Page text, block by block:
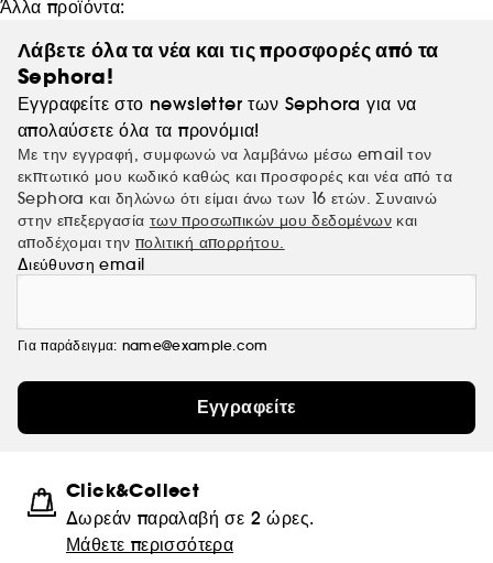
κατά τη σωρευτική περίοδο από τον Ιανουάριο έως τον
Δεκέμβριο του 2020, συνολικά 3 χώρες (Γαλλία, Ιταλία,
Ηνωμένο Βασίλειο) "
Άλλα προϊόντα:
Λάβετε όλα τα νέα και τις προσφορές από τα
Sephora!
Εγγραφείτε στο newsletter των Sephora για να
απολαύσετε όλα τα προνόμια!
Με την εγγραφή, συμφωνώ να λαμβάνω μέσω email τον
εκπτωτικό μου κωδικό καθώς και προσφορές και νέα από τα
Sephora και δηλώνω ότι είμαι άνω των 16 ετών. Συναινώ
στην επεξεργασία των προσωπικών μου δεδομένων και
αποδέχομαι την πολιτική απορρήτου.
Διεύθυνση email
Για παράδειγμα: name@example.com
Εγγραφείτε
Click&Collect
Δωρεάν παραλαβή σε 2 ώρες.
Μάθετε περισσότερα